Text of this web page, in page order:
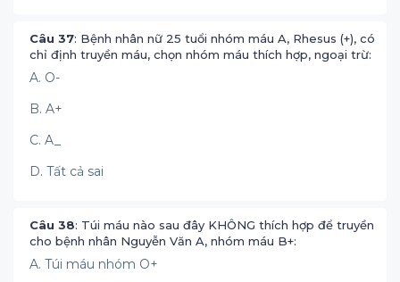
Câu 37: Bệnh nhân nữ 25 tuổi nhóm máu A, Rhesus (+), có
chỉ định truyền máu, chọn nhóm máu thích hợp, ngoại trừ:
A. O-
B. A+
C. A_
D. Tất cả sai
Câu 38: Túi máu nào sau đây KHÔNG thích hợp để truyền
cho bệnh nhân Nguyễn Văn A, nhóm máu B+:
A. Túi máu nhóm O+